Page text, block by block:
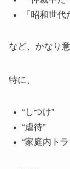
「昭和世代
など、かなり
特に、
“しつけ”
“虐待”
“家庭内ト